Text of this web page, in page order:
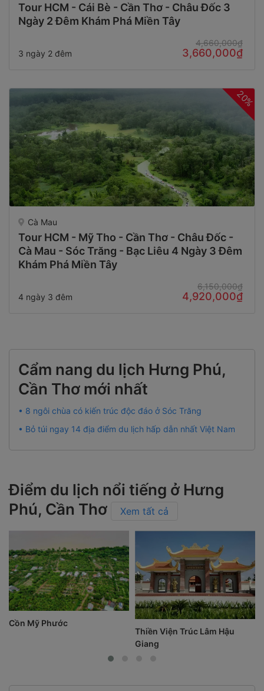
Tour HCM - Cái Bè - Cần Thơ - Châu Đốc 3
Ngày 2 Đêm Khám Phá Miền Tây
3 ngày 2 đêm
4,660,000₫
3,660,000₫
20%
Cà Mau
Tour HCM - Mỹ Tho - Cần Thơ - Châu Đốc -
Cà Mau - Sóc Trăng - Bạc Liêu 4 Ngày 3 Đêm
Khám Phá Miền Tây
4 ngày 3 đêm
6,150,000₫
4,920,000₫
Cẩm nang du lịch Hưng Phú,
Cần Thơ mới nhất
• 8 ngôi chùa có kiến trúc độc đáo ở Sóc Trăng
• Bỏ túi ngay 14 địa điểm du lịch hấp dẫn nhất Việt Nam
Điểm du lịch nổi tiếng ở Hưng
Phú, Cần Thơ
Xem tất cả
Cồn Mỹ Phước
Thiền Viện Trúc Lâm Hậu
Giang